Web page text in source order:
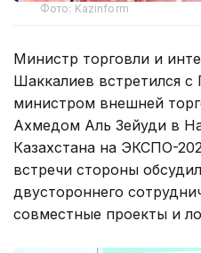
Фото: Kazinform
Министр торговли и
Шаккалиев встретился с
министром внешней
Ахмедом Аль Зейуди в
Казахстана на ЭКСПО-
встречи стороны
двустороннего
совместные проекты и